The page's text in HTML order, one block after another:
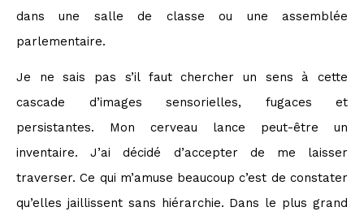
dans une salle de classe ou une assemblée
parlementaire.
Je ne sais pas s’il faut chercher un sens à cette
cascade d’images sensorielles, fugaces et
persistantes. Mon cerveau lance peut-être un
inventaire. J’ai décidé d’accepter de me laisser
traverser. Ce qui m’amuse beaucoup c’est de constater
qu’elles jaillissent sans hiérarchie. Dans le plus grand